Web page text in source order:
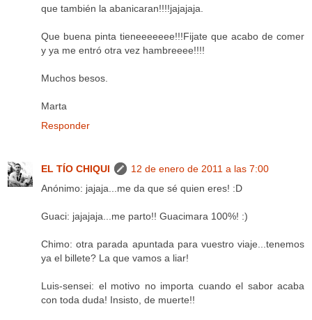
que también la abanicaran!!!!jajajaja.
Que buena pinta tieneeeeeee!!!Fijate que acabo de comer
y ya me entró otra vez hambreeee!!!!
Muchos besos.
Marta
Responder
EL TÍO CHIQUI
12 de enero de 2011 a las 7:00
Anónimo: jajaja...me da que sé quien eres! :D
Guaci: jajajaja...me parto!! Guacimara 100%! :)
Chimo: otra parada apuntada para vuestro viaje...tenemos
ya el billete? La que vamos a liar!
Luis-sensei: el motivo no importa cuando el sabor acaba
con toda duda! Insisto, de muerte!!